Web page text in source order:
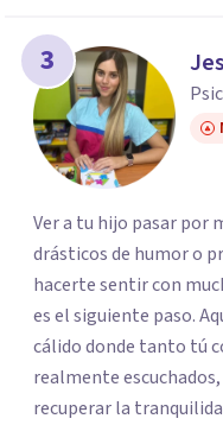
3
Ver a tu hijo pasar por
drásticos de humor o
hacerte sentir con
es el siguiente paso.
cálido donde tanto tú
realmente
recuperar la tranquilidad en casa. Me